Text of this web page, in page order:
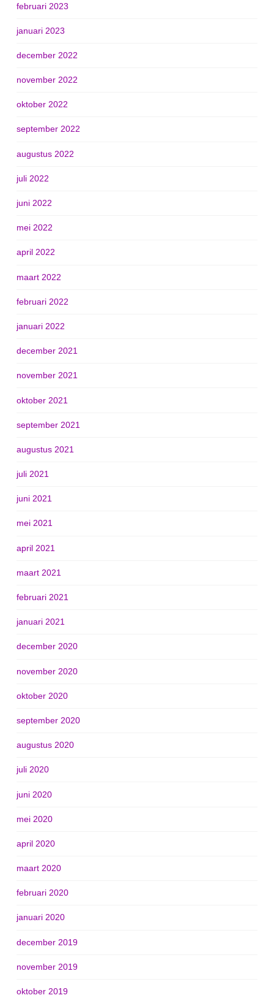
februari 2023
januari 2023
december 2022
november 2022
oktober 2022
september 2022
augustus 2022
juli 2022
juni 2022
mei 2022
april 2022
maart 2022
februari 2022
januari 2022
december 2021
november 2021
oktober 2021
september 2021
augustus 2021
juli 2021
juni 2021
mei 2021
april 2021
maart 2021
februari 2021
januari 2021
december 2020
november 2020
oktober 2020
september 2020
augustus 2020
juli 2020
juni 2020
mei 2020
april 2020
maart 2020
februari 2020
januari 2020
december 2019
november 2019
oktober 2019